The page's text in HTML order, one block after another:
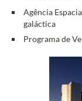
Agência
galáctica
Programa de